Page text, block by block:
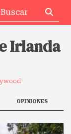
Irlanda
OPINIONES